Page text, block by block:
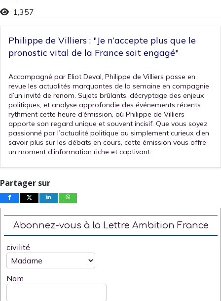
1,357
Philippe de Villiers : "Je n’accepte plus que le
pronostic vital de la France soit engagé"
Accompagné par Eliot Deval, Philippe de Villiers passe en
revue les actualités marquantes de la semaine en compagnie
d’un invité de renom. Sujets brûlants, décryptage des enjeux
politiques, et analyse approfondie des événements récents
rythment cette heure d’émission, où Philippe de Villiers
apporte son regard unique et souvent incisif. Que vous soyez
passionné par l’actualité politique ou simplement curieux d’en
savoir plus sur les débats en cours, cette émission vous offre
un moment d’information riche et captivant.
Partager sur
Abonnez-vous à la Lettre Ambition France
civilité
Nom